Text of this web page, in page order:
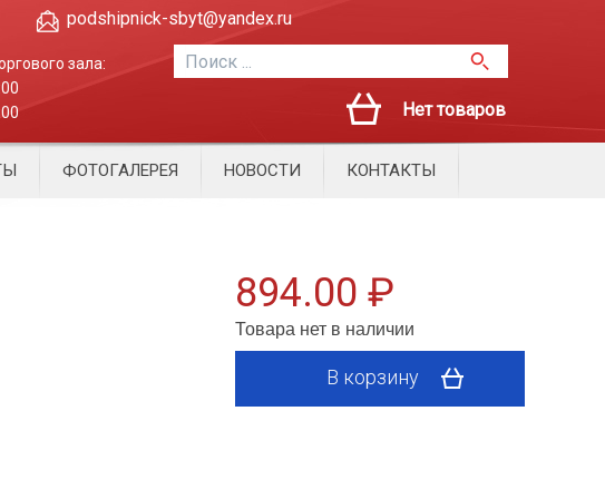
podshipnick-sbyt@yandex.ru
зала:
Нет товаров
ФОТОГАЛЕРЕЯ НОВОСТИ КОНТАКТЫ
894.00 ₽
Товара нет в наличии
В корзину